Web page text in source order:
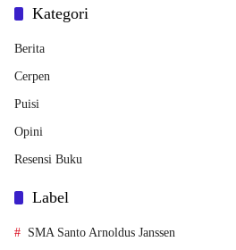
Kategori
Berita
Cerpen
Puisi
Opini
Resensi Buku
Label
SMA Santo Arnoldus Janssen